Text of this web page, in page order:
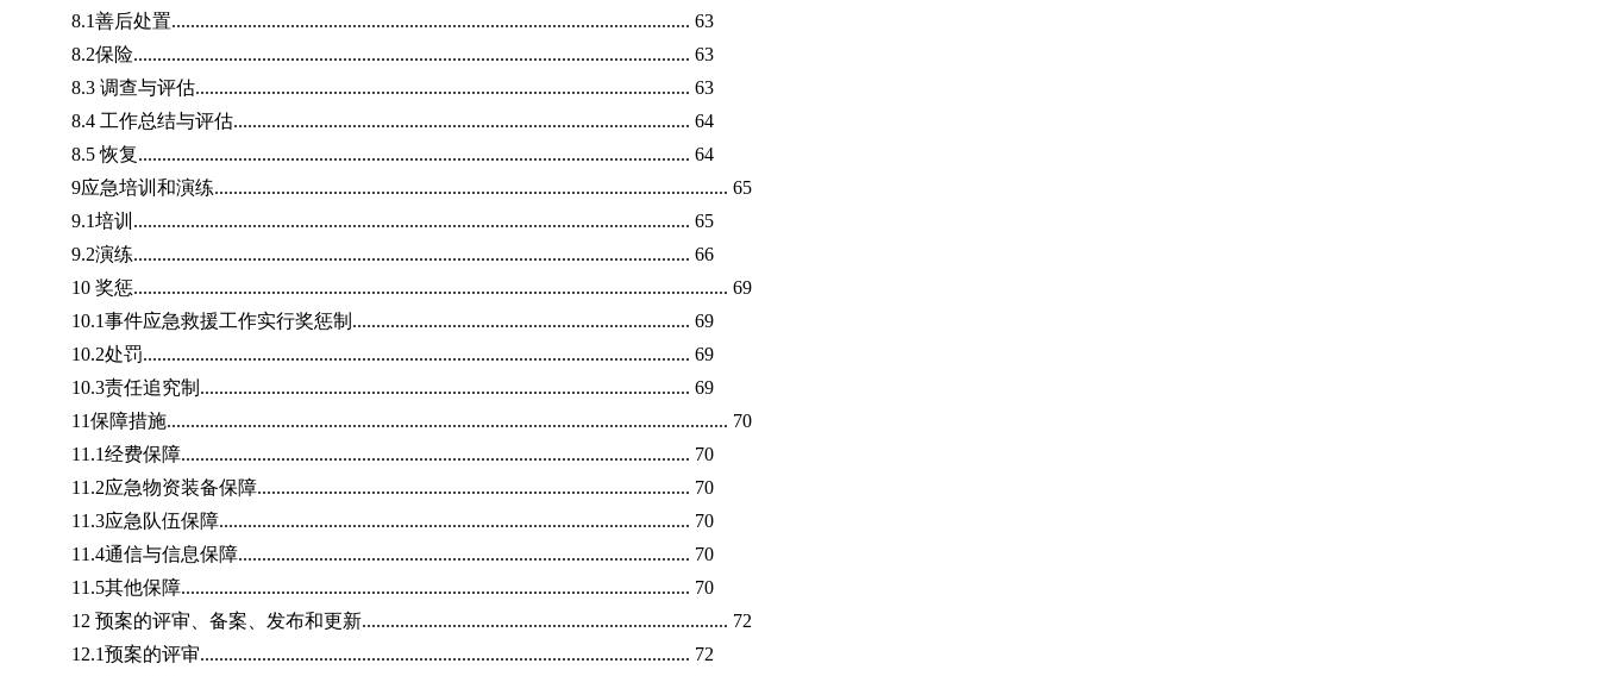
8.1善后处置............................................................................................................. 63
8.2保险..................................................................................................................... 63
8.3 调查与评估........................................................................................................ 63
8.4 工作总结与评估................................................................................................ 64
8.5 恢复.................................................................................................................... 64
9应急培训和演练............................................................................................................ 65
9.1培训..................................................................................................................... 65
9.2演练..................................................................................................................... 66
10 奖惩............................................................................................................................. 69
10.1事件应急救援工作实行奖惩制....................................................................... 69
10.2处罚................................................................................................................... 69
10.3责任追究制....................................................................................................... 69
11保障措施...................................................................................................................... 70
11.1经费保障........................................................................................................... 70
11.2应急物资装备保障........................................................................................... 70
11.3应急队伍保障................................................................................................... 70
11.4通信与信息保障............................................................................................... 70
11.5其他保障........................................................................................................... 70
12 预案的评审、备案、发布和更新............................................................................. 72
12.1预案的评审....................................................................................................... 72